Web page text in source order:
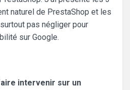
naturel de PrestaShop et les
pas négliger pour
sur Google.
intervenir sur un